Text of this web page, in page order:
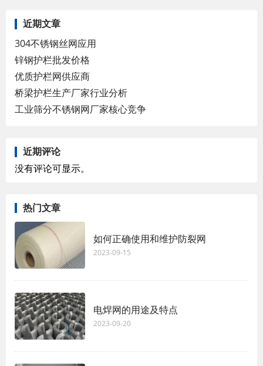
近期文章
304不锈钢丝网应用
锌钢护栏批发价格
优质护栏网供应商
桥梁护栏生产厂家行业分析
工业筛分不锈钢网厂家核心竞争
近期评论
没有评论可显示。
热门文章
如何正确使用和维护防裂网
2023-09-15
电焊网的用途及特点
2023-09-20